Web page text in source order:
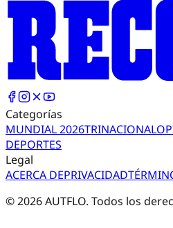
Categorías
MUNDIAL 2026TRINACIONAL
DEPORTES
Legal
ACERCA DEPRIVACIDAD
©2026AUTFLO. Todos los